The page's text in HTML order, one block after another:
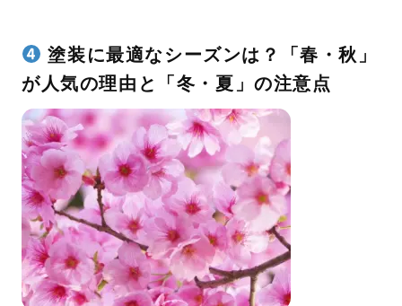
塗装に最適なシーズンは？「春・秋」
が人気の理由と「冬・夏」の注意点